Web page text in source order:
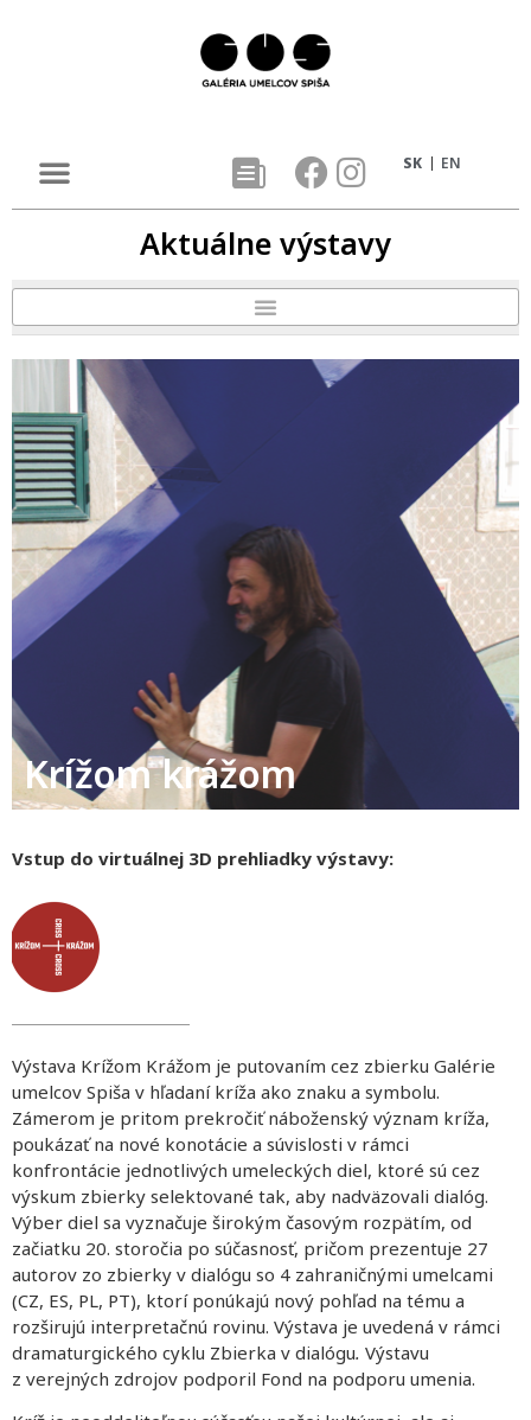
SK EN
Aktuálne výstavy
Krížom krážom
Vstup do virtuálnej 3D prehliadky výstavy:
Výstava Krížom Krážom je putovaním cez zbierku Galérie
umelcov Spiša v hľadaní kríža ako znaku a symbolu.
Zámerom je pritom prekročiť náboženský význam kríža,
poukázať na nové konotácie a súvislosti v rámci
konfrontácie jednotlivých umeleckých diel, ktoré sú cez
výskum zbierky selektované tak, aby nadväzovali dialóg.
Výber diel sa vyznačuje širokým časovým rozpätím, od
začiatku 20. storočia po súčasnosť, pričom prezentuje 27
autorov zo zbierky v dialógu so 4 zahraničnými umelcami
(CZ, ES, PL, PT), ktorí ponúkajú nový pohľad na tému a
rozširujú interpretačnú rovinu. Výstava je uvedená v rámci
dramaturgického cyklu Zbierka v dialógu. Výstavu
z verejných zdrojov podporil Fond na podporu umenia.